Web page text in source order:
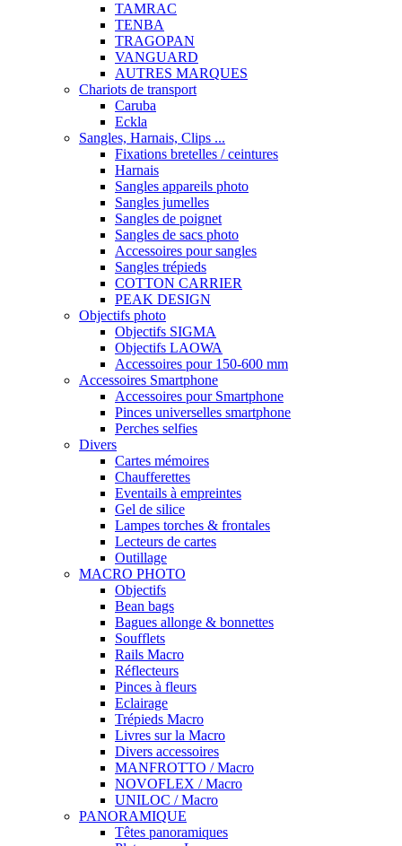
TAMRAC
TENBA
TRAGOPAN
VANGUARD
AUTRES MARQUES
Chariots de transport
Caruba
Eckla
Sangles, Harnais, Clips ...
Fixations bretelles / ceintures
Harnais
Sangles appareils photo
Sangles jumelles
Sangles de poignet
Sangles de sacs photo
Accessoires pour sangles
Sangles trépieds
COTTON CARRIER
PEAK DESIGN
Objectifs photo
Objectifs SIGMA
Objectifs LAOWA
Accessoires pour 150-600 mm
Accessoires Smartphone
Accessoires pour Smartphone
Pinces universelles smartphone
Perches selfies
Divers
Cartes mémoires
Chaufferettes
Eventails à empreintes
Gel de silice
Lampes torches & frontales
Lecteurs de cartes
Outillage
MACRO PHOTO
Objectifs
Bean bags
Bagues allonge & bonnettes
Soufflets
Rails Macro
Réflecteurs
Pinces à fleurs
Eclairage
Trépieds Macro
Livres sur la Macro
Divers accessoires
MANFROTTO / Macro
NOVOFLEX / Macro
UNILOC / Macro
PANORAMIQUE
Têtes panoramiques